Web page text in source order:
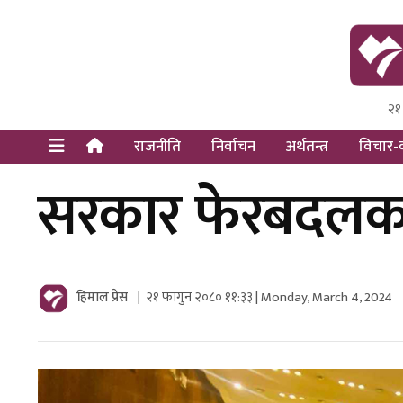
Himal
Dot
राजनीति निर्वाचन अर्थतन्त्र विचार-
सरकार
हिमाल प्रेस २१ फागुन २०८० ११:३३ | Monday, March 4, 2024